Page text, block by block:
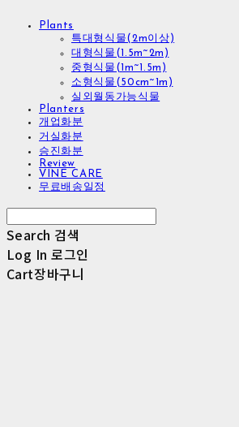
Plants
특대형식물(2m이상)
대형식물(1.5m~2m)
중형식물(1m~1.5m)
소형식물(50cm~1m)
실외월동가능식물
Planters
개업화분
거실화분
승진화분
Review
VINE CARE
무료배송일정
Search 검색
Log In 로그인
Cart장바구니